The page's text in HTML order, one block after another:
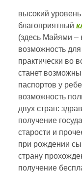
высокий
благоприятный
(здесь Майями –
возможность
практически во
станет
паспортов у
возможность
двух стран:
получение
старости и
при рождении
страну
получение